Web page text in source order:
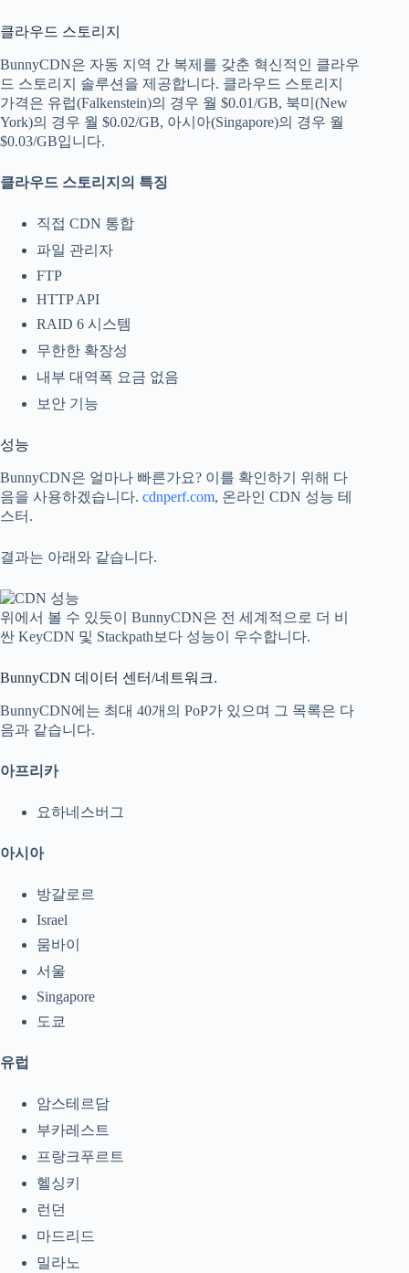
클라우드 스토리지
BunnyCDN은 자동 지역 간 복제를 갖춘 혁신적인 클라우
드 스토리지 솔루션을 제공합니다. 클라우드 스토리지
가격은 유럽(Falkenstein)의 경우 월 $0.01/GB, 북미(New
York)의 경우 월 $0.02/GB, 아시아(Singapore)의 경우 월
$0.03/GB입니다.
클라우드 스토리지의 특징
직접 CDN 통합
파일 관리자
FTP
HTTP API
RAID 6 시스템
무한한 확장성
내부 대역폭 요금 없음
보안 기능
성능
BunnyCDN은 얼마나 빠른가요? 이를 확인하기 위해 다
음을 사용하겠습니다. cdnperf.com, 온라인 CDN 성능 테
스터.
결과는 아래와 같습니다.
위에서 볼 수 있듯이 BunnyCDN은 전 세계적으로 더 비
싼 KeyCDN 및 Stackpath보다 성능이 우수합니다.
BunnyCDN 데이터 센터/네트워크.
BunnyCDN에는 최대 40개의 PoP가 있으며 그 목록은 다
음과 같습니다.
아프리카
요하네스버그
아시아
방갈로르
Israel
뭄바이
서울
Singapore
도쿄
유럽
암스테르담
부카레스트
프랑크푸르트
헬싱키
런던
마드리드
밀라노